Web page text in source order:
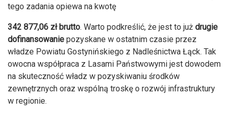
tego zadania opiewa na kwotę
342 877,06 zł brutto. Warto podkreślić, że jest to już drugie
dofinansowanie pozyskane w ostatnim czasie przez
władze Powiatu Gostynińskiego z Nadleśnictwa Łąck. Tak
owocna współpraca z Lasami Państwowymi jest dowodem
na skuteczność władz w pozyskiwaniu środków
zewnętrznych oraz wspólną troskę o rozwój infrastruktury
w regionie.